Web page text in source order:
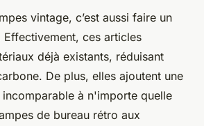
vintage, c’est aussi faire un
ces articles
déjà existants, réduisant
De plus, elles ajoutent une
à n'importe quelle
de bureau rétro aux